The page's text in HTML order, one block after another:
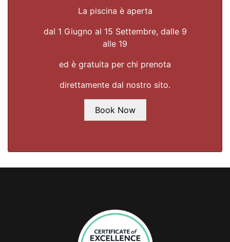
La piscina è aperta
dal 1 Giugno al 15 Settembre, dalle 9
alle 19
ed è gratuita per chi prenota
direttamente dal nostro sito.